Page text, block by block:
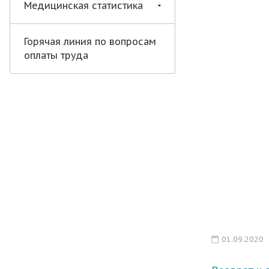
Медицинская статистика
Горячая линия по вопросам
оплаты труда
01.09.2020